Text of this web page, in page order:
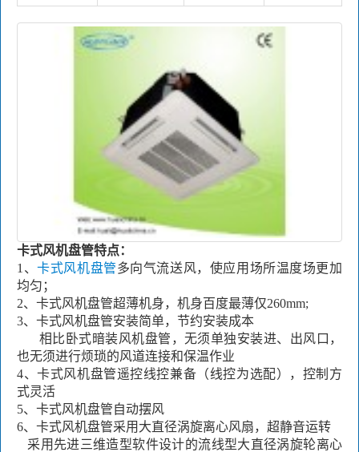
卡式风机盘管特点：
1、卡式风机盘管多向气流送风，使应用场所温度场更加
均匀；
2、 卡式风机盘管超薄机身，机身百度最薄仅260mm;
3、 卡式风机盘管安装简单，节约安装成本
相比卧式暗装风机盘管，无须单独安装进、出风口，
也无须进行烦琐的风道连接和保温作业
4、卡式风机盘管遥控线控兼备（线控为选配），控制方
式灵活
5、 卡式风机盘管自动摆风
6、 卡式风机盘管采用大直径涡旋离心风扇，超静音运转
采用先进三维造型软件设计的流线型大直径涡旋轮离心